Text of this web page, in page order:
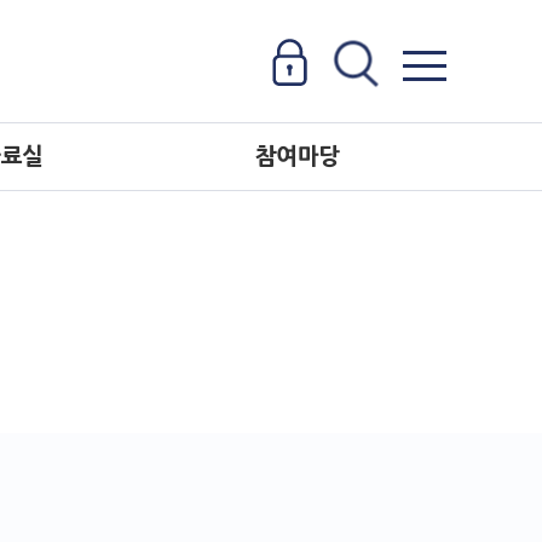
실 참여마당